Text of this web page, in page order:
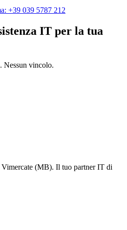
+39 039 5787 212
IT per la tua
Nessun vincolo.
(MB). Il tuo partner IT di